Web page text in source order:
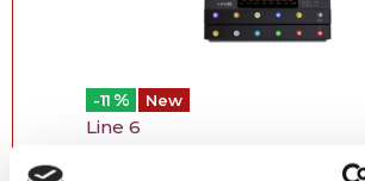
-11 % New
Line 6
Helix Stadium Floor Processore...